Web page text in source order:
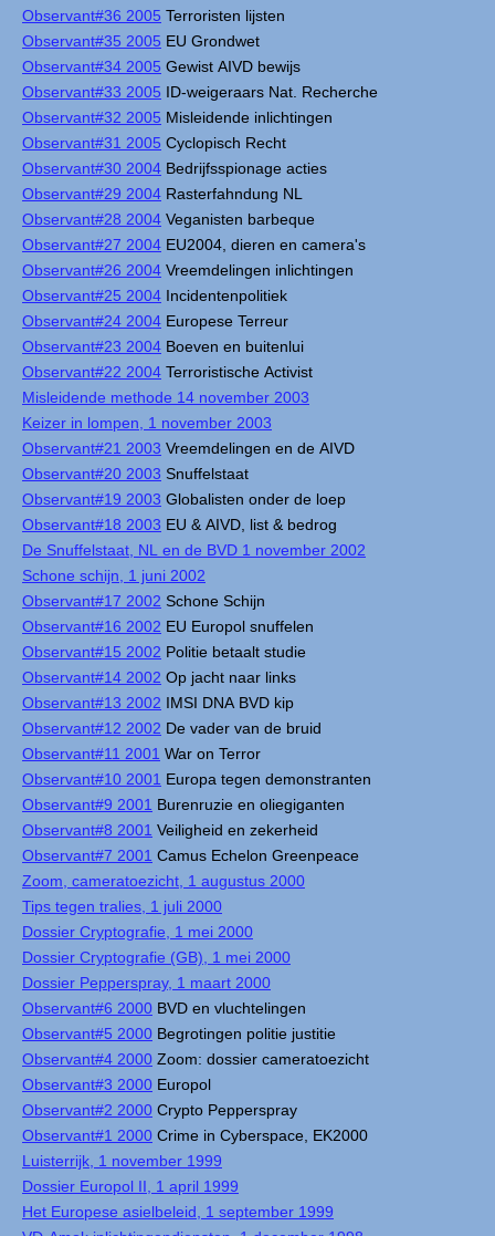
Observant#36 2005 Terroristen lijsten
Observant#35 2005 EU Grondwet
Observant#34 2005 Gewist AIVD bewijs
Observant#33 2005 ID-weigeraars Nat. Recherche
Observant#32 2005 Misleidende inlichtingen
Observant#31 2005 Cyclopisch Recht
Observant#30 2004 Bedrijfsspionage acties
Observant#29 2004 Rasterfahndung NL
Observant#28 2004 Veganisten barbeque
Observant#27 2004 EU2004, dieren en camera's
Observant#26 2004 Vreemdelingen inlichtingen
Observant#25 2004 Incidentenpolitiek
Observant#24 2004 Europese Terreur
Observant#23 2004 Boeven en buitenlui
Observant#22 2004 Terroristische Activist
Misleidende methode 14 november 2003
Keizer in lompen, 1 november 2003
Observant#21 2003 Vreemdelingen en de AIVD
Observant#20 2003 Snuffelstaat
Observant#19 2003 Globalisten onder de loep
Observant#18 2003 EU & AIVD, list & bedrog
De Snuffelstaat, NL en de BVD 1 november 2002
Schone schijn, 1 juni 2002
Observant#17 2002 Schone Schijn
Observant#16 2002 EU Europol snuffelen
Observant#15 2002 Politie betaalt studie
Observant#14 2002 Op jacht naar links
Observant#13 2002 IMSI DNA BVD kip
Observant#12 2002 De vader van de bruid
Observant#11 2001 War on Terror
Observant#10 2001 Europa tegen demonstranten
Observant#9 2001 Burenruzie en oliegiganten
Observant#8 2001 Veiligheid en zekerheid
Observant#7 2001 Camus Echelon Greenpeace
Zoom, cameratoezicht, 1 augustus 2000
Tips tegen tralies, 1 juli 2000
Dossier Cryptografie, 1 mei 2000
Dossier Cryptografie (GB), 1 mei 2000
Dossier Pepperspray, 1 maart 2000
Observant#6 2000 BVD en vluchtelingen
Observant#5 2000 Begrotingen politie justitie
Observant#4 2000 Zoom: dossier cameratoezicht
Observant#3 2000 Europol
Observant#2 2000 Crypto Pepperspray
Observant#1 2000 Crime in Cyberspace, EK2000
Luisterrijk, 1 november 1999
Dossier Europol II, 1 april 1999
Het Europese asielbeleid, 1 september 1999